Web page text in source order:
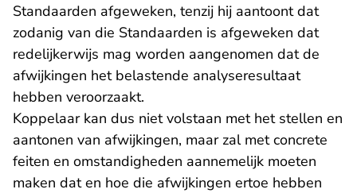
Standaarden afgeweken, tenzij hij aantoont dat
zodanig van die Standaarden is afgeweken dat
redelijkerwijs mag worden aangenomen dat de
afwijkingen het belastende analyseresultaat
hebben veroorzaakt.
Koppelaar kan dus niet volstaan met het stellen en
aantonen van afwijkingen, maar zal met concrete
feiten en omstandigheden aannemelijk moeten
maken dat en hoe die afwijkingen ertoe hebben